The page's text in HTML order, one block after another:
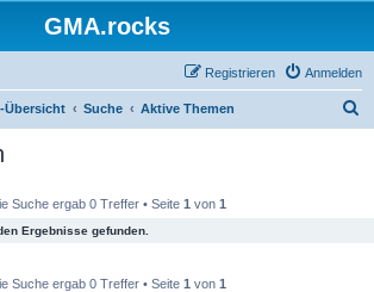
GMA.rocks
Anmelden
Registrieren
Übersicht Suche Aktive Themen
Suche ergab 0 Treffer • Seite 1 von 1
Ergebnisse gefunden.
Suche ergab 0 Treffer • Seite 1 von 1